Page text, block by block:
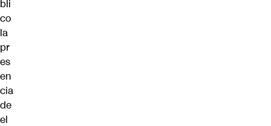
bli
co
la
pr
es
en
cia
de
el